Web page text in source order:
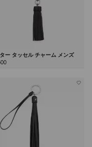
ー タッセル チャーム メンズ